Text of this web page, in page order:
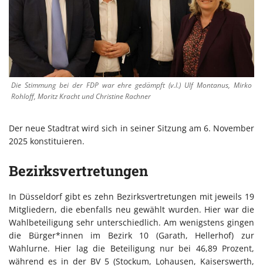
Die Stimmung bei der FDP war ehre gedämpft (v.l.) Ulf Montanus, Mirko
Rohloff, Moritz Kracht und Christine Rachner
Der neue Stadtrat wird sich in seiner Sitzung am 6. November
2025 konstituieren.
Bezirksvertretungen
In Düsseldorf gibt es zehn Bezirksvertretungen mit jeweils 19
Mitgliedern, die ebenfalls neu gewählt wurden. Hier war die
Wahlbeteiligung sehr unterschiedlich. Am wenigstens gingen
die Bürger*innen im Bezirk 10 (Garath, Hellerhof) zur
Wahlurne. Hier lag die Beteiligung nur bei 46,89 Prozent,
während es in der BV 5 (Stockum, Lohausen, Kaiserswerth,